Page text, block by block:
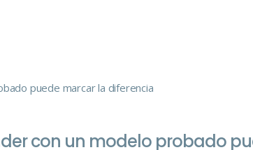
con un modelo probado